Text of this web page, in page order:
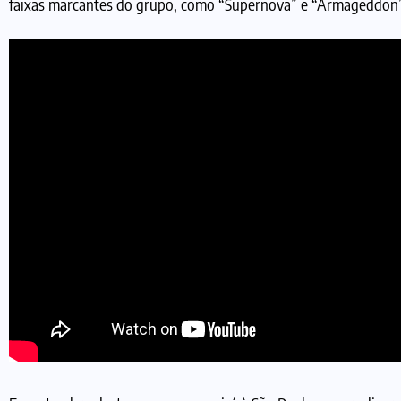
faixas marcantes do grupo, como “Supernova” e